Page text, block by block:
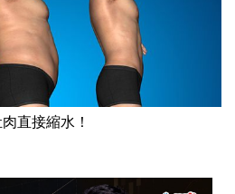
直接縮水！